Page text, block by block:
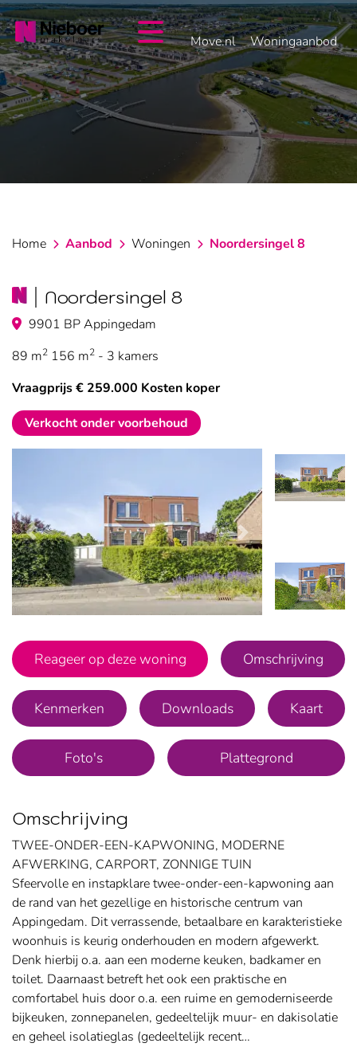
overslaan
Move.nl
Woningaanbod
Home Aanbod Woningen Noordersingel 8
Noordersingel 8
9901 BP Appingedam
89 m2 156 m2 - 3 kamers
Vraagprijs € 259.000 Kosten koper
Verkocht onder voorbehoud
Vorige Volgende
Reageer op deze woning Omschrijving
Kenmerken Downloads Kaart
Foto's Plattegrond
Omschrijving
TWEE-ONDER-EEN-KAPWONING, MODERNE
AFWERKING, CARPORT, ZONNIGE TUIN
Sfeervolle en instapklare twee-onder-een-kapwoning aan
de rand van het gezellige en historische centrum van
Appingedam. Dit verrassende, betaalbare en karakteristieke
woonhuis is keurig onderhouden en modern afgewerkt.
Denk hierbij o.a. aan een moderne keuken, badkamer en
toilet. Daarnaast betreft het ook een praktische en
comfortabel huis door o.a. een ruime en gemoderniseerde
bijkeuken, zonnepanelen, gedeeltelijk muur- en dakisolatie
en geheel isolatieglas (gedeeltelijk recent…